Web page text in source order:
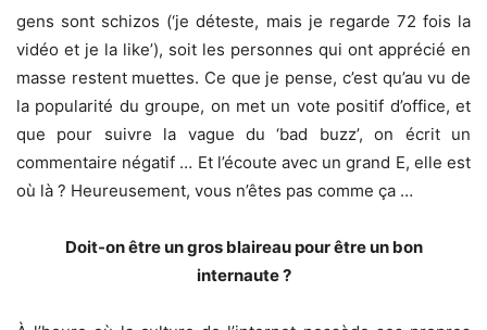
gens sont schizos (‘je déteste, mais je regarde 72 fois la
vidéo et je la like’), soit les personnes qui ont apprécié en
masse restent muettes. Ce que je pense, c’est qu’au vu de
la popularité du groupe, on met un vote positif d’office, et
que pour suivre la vague du ‘bad buzz’, on écrit un
commentaire négatif … Et l’écoute avec un grand E, elle est
où là ? Heureusement, vous n’êtes pas comme ça …
Doit-on être un gros blaireau pour être un bon
internaute ?